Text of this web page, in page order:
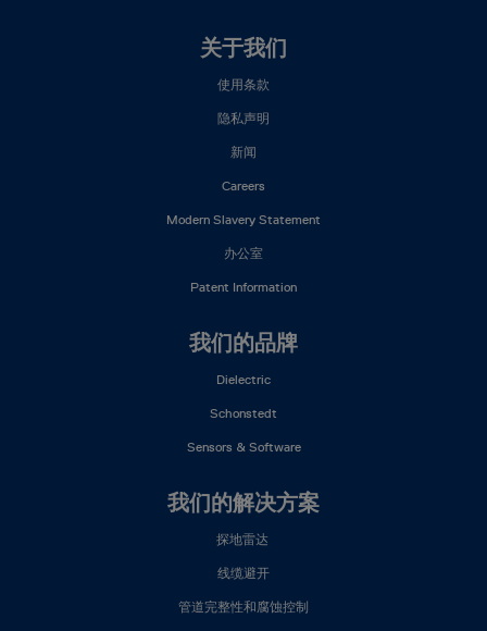
关于我们
使用条款
隐私声明
新闻
Careers
Modern Slavery Statement
办公室
Patent Information
我们的品牌
Dielectric
Schonstedt
Sensors & Software
我们的解决方案
探地雷达
线缆避开
管道完整性和腐蚀控制